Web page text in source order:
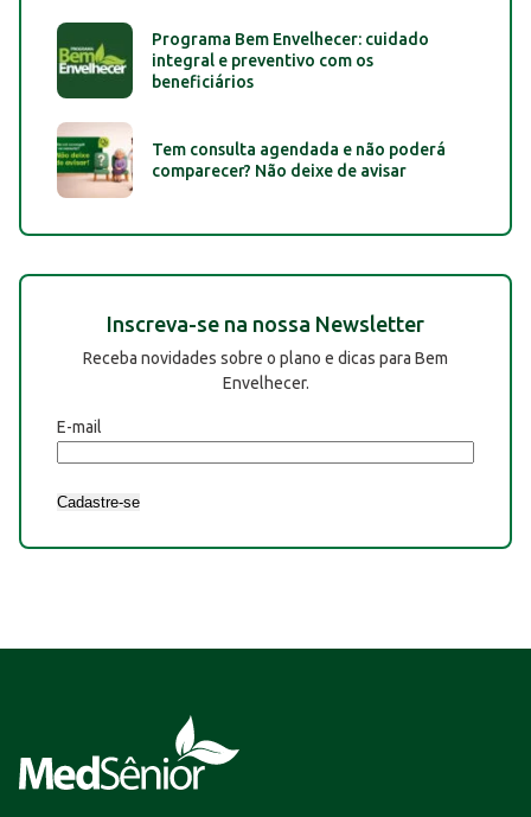
Programa Bem Envelhecer: cuidado
integral e preventivo com os
beneficiários
Tem consulta agendada e não poderá
comparecer? Não deixe de avisar
Inscreva-se na nossa Newsletter
Receba novidades sobre o plano e dicas para Bem
Envelhecer.
E-mail
Cadastre-se